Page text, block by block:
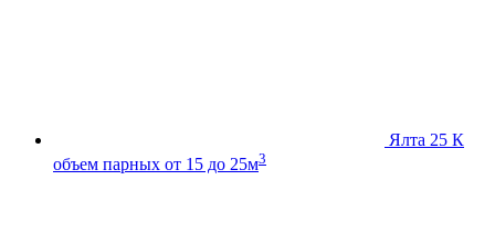
Ялта 25 К
объем парных от 15 до 25м3